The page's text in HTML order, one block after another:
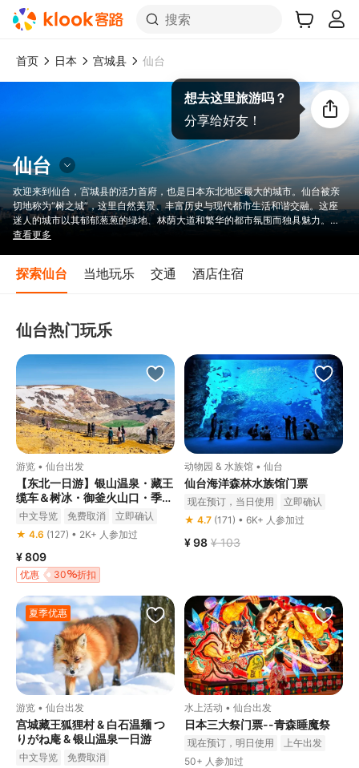
搜索
首页 日本 宫城县 仙台
仙台
欢迎来到仙台，宫城县的活力首府，也是日本东北地区最大的城市。仙台被亲
切地称为“树之城”，这里自然美景、丰富历史与现代都市生活和谐交融。这座
迷人的城市以其郁郁葱葱的绿地、林荫大道和繁华的都市氛围而独具魅力。无
论您是来这里出差、观光，还是品尝东北的美食，仙台都将为您带来难忘的体
迷人的旅游胜地。
查看更多
探索仙台 当地玩乐 交通 酒店住宿
想去这里旅游吗？
分享给好友！
仙台热门玩乐
游览 • 仙台出发
【东北一日游】银山温泉・藏王
缆车＆树冰・御釜火山口・季节
采果・特色午餐一日游（仙台出
中文导览 免费取消
立即确认
★ 4.6 (127) • 2K+ 人参加过
¥ 809
30 折扣
优惠
动物园 & 水族馆 • 仙台
仙台海洋森林水族馆门票
现在预订，当日使用
立即确认
★ 4.7 (171) • 6K+ 人参加过
¥ 98 ¥ 103
夏季优惠
游览 • 仙台出发
宫城藏王狐狸村 & 白石温麺 つ
りがね庵 & 银山温泉一日游
中文导览
免费取消
水上活动 • 仙台出发
日本三大祭门票--青森睡魔祭
现在预订，明日使用
上午出发
免费取消
50+ 人参加过